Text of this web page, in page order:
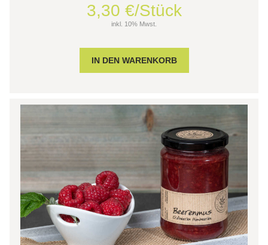
3,30 €/Stück
inkl. 10% Mwst.